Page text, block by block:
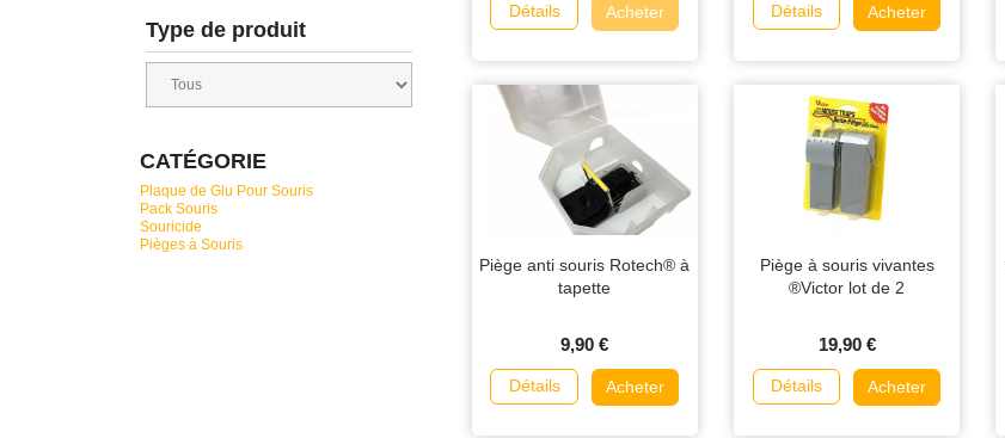
Type de produit
CATÉGORIE
Plaque de Glu Pour Souris
Pack Souris
Souricide
Pièges à Souris
Détails Acheter Détails Acheter
Piège anti souris Rotech® à
tapette
9,90 €
Détails Acheter
Piège à souris vivantes
®Victor lot de 2
19,90 €
Détails Acheter